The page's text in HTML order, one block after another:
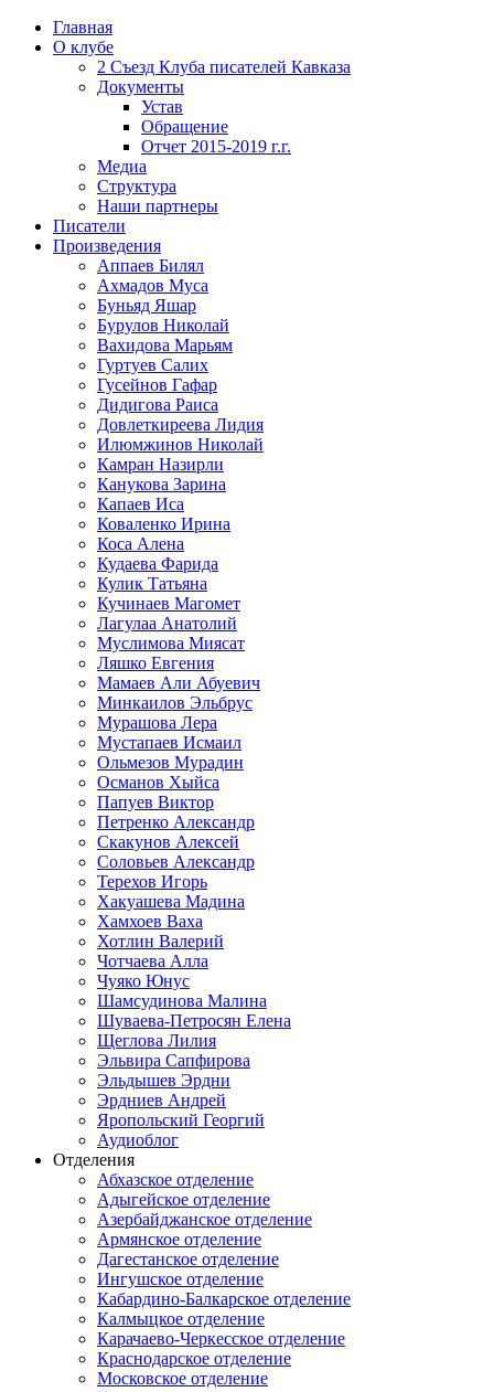
Главная
О клубе
2 Съезд Клуба писателей Кавказа
Документы
Устав
Обращение
Отчет 2015-2019 г.г.
Медиа
Структура
Наши партнеры
Писатели
Произведения
Аппаев Билял
Ахмадов Муса
Буньяд Яшар
Бурулов Николай
Вахидова Марьям
Гуртуев Салих
Гусейнов Гафар
Дидигова Раиса
Довлеткиреева Лидия
Илюмжинов Николай
Камран Назирли
Канукова Зарина
Капаев Иса
Коваленко Ирина
Коса Алена
Кудаева Фарида
Кулик Татьяна
Кучинаев Магомет
Лагулаа Анатолий
Муслимова Миясат
Ляшко Евгения
Мамаев Али Абуевич
Минкаилов Эльбрус
Мурашова Лера
Мустапаев Исмаил
Ольмезов Мурадин
Османов Хыйса
Папуев Виктор
Петренко Александр
Скакунов Алексей
Соловьев Александр
Терехов Игорь
Хакуашева Мадина
Хамхоев Ваха
Хотлин Валерий
Чотчаева Алла
Чуяко Юнус
Шамсудинова Малина
Шуваева-Петросян Елена
Щеглова Лилия
Эльвира Сапфирова
Эльдышев Эрдни
Эрдниев Андрей
Яропольский Георгий
Аудиоблог
Отделения
Абхазское отделение
Адыгейское отделение
Азербайджанское отделение
Армянское отделение
Дагестанское отделение
Ингушское отделение
Кабардино-Балкарское отделение
Калмыцкое отделение
Карачаево-Черкесское отделение
Краснодарское отделение
Московское отделение